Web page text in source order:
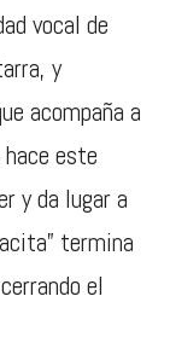
vocal de
y
acompaña a
este
y da lugar a
termina
el